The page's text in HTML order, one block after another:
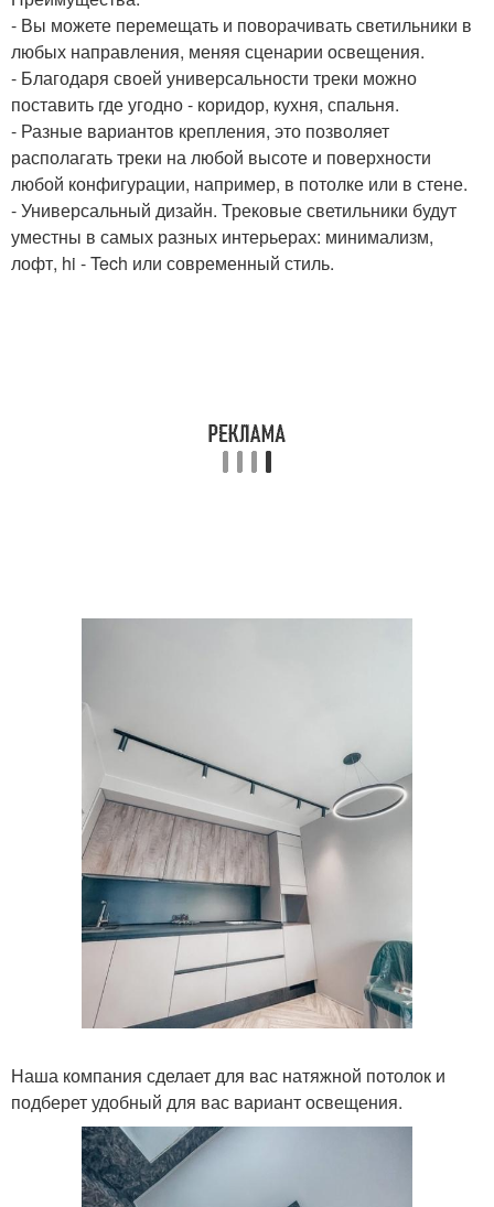
- Вы можете перемещать и поворачивать светильники в
любых направления, меняя сценарии освещения.
- Благодаря своей универсальности треки можно
поставить где угодно - коридор, кухня, спальня.
- Разные вариантов крепления, это позволяет
располагать треки на любой высоте и поверхности
любой конфигурации, например, в потолке или в стене.
- Универсальный дизайн. Трековые светильники будут
уместны в самых разных интерьерах: минимализм,
лофт, hi - Tech или современный стиль.
Наша компания сделает для вас натяжной потолок и
подберет удобный для вас вариант освещения.